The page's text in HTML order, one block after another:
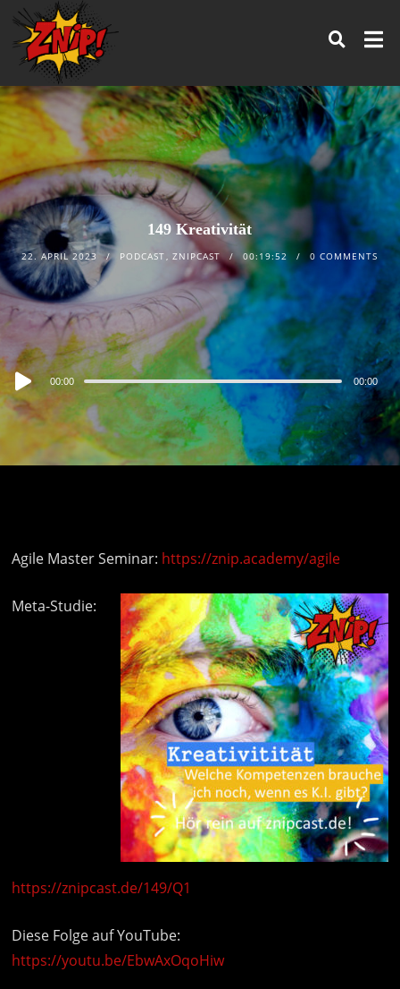
149 Kreativität
22. APRIL 2023 PODCAST,ZNIPCAST 00:19:52 0 COMMENTS
Audio
Player
00:00 00:00
Agile Master Seminar: https://znip.academy/agile
Meta-Studie:
https://znipcast.de/149/Q1
Diese Folge auf YouTube:
https://youtu.be/EbwAxOqoHiw